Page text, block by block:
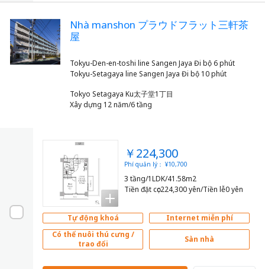
Nhà manshon プラウドフラット三軒茶
屋
Tokyu-Den-en-toshi line Sangen Jaya Đi bộ 6 phút
Tokyo Setagaya Ku太子堂1丁目
Xây dựng 12 năm/6 tầng
￥224,300
Phí quản lý： ¥10,700
3 tầng/1LDK/41.58m2
Tiền đặt cọc224,300 yên/Tiền lễ0 yên
Tự động khoá
Internet miễn phí
Có thể nuôi thú cưng /
trao đổi
Sàn nhà